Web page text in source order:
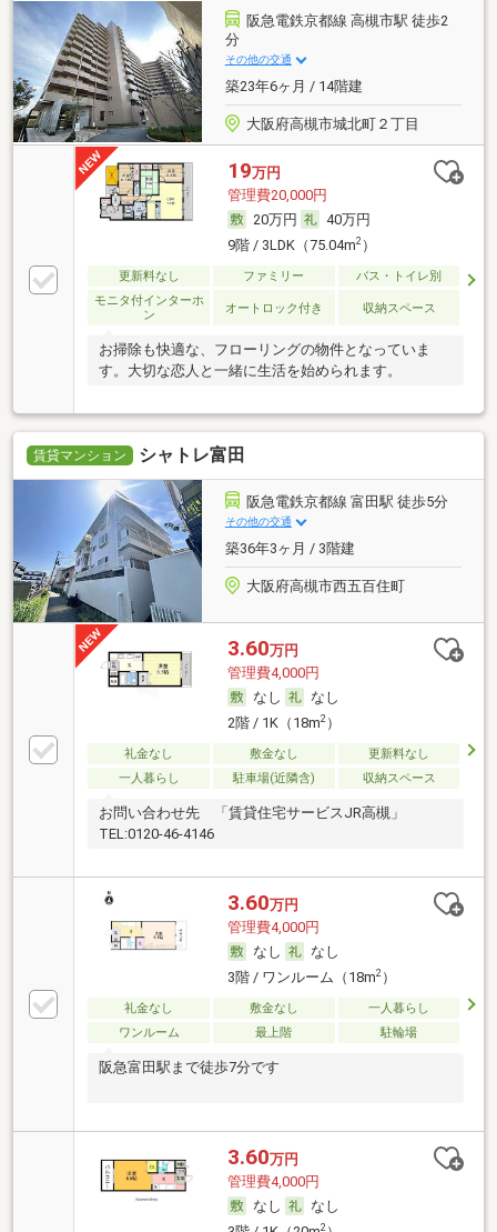
阪急電鉄京都線 高槻市駅 徒歩2
分
その他の交通
築23年6ヶ月 / 14階建
大阪府高槻市城北町２丁目
19万円
管理費20,000円
20万円
40万円
9階 / 3LDK（75.04m2）
更新料なし ファミリー
バス・トイレ別
モニタ付インターホ
ン
オートロック付き 収納スペース
お掃除も快適な、フローリングの物件となっていま
す。大切な恋人と一緒に生活を始められます。
賃貸マンション シャトレ富田
阪急電鉄京都線 富田駅 徒歩5分
その他の交通
築36年3ヶ月 / 3階建
大阪府高槻市西五百住町
3.60万円
管理費4,000円
なし
なし
2階 / 1K（18m2）
礼金なし 敷金なし
更新料なし
一人暮らし
駐車場(近隣含) 収納スペース
お問い合わせ先 「賃貸住宅サービスJR高槻」
TEL:0120-46-4146
3.60万円
管理費4,000円
なし
なし
3階 / ワンルーム（18m2）
礼金なし 敷金なし
一人暮らし
ワンルーム
最上階 駐輪場
阪急富田駅まで徒歩7分です
3.60万円
管理費4,000円
なし
なし
2